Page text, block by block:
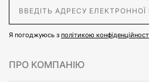
Я погоджуюсь з політикою
ПРО КОМПАНІЮ